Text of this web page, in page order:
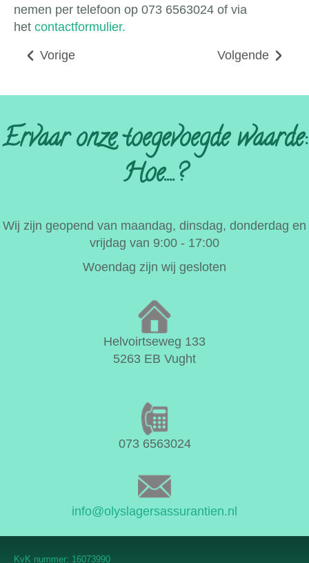
nemen per telefoon op 073 6563024 of via
het contactformulier.
Vorige Volgende
Ervaar onze toegevoegde waarde:
Hoe....?
Wij zijn geopend van maandag, dinsdag, donderdag en
vrijdag van 9:00 - 17:00
Woendag zijn wij gesloten
Helvoirtseweg 133
5263 EB Vught
073 6563024
info@olyslagersassurantien.nl
KvK nummer: 16073990